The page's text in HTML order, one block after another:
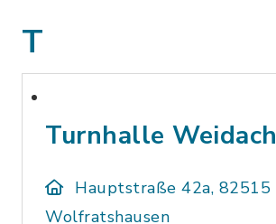
T
Turnhalle Weidach
Hauptstraße 42a, 82515
Wolfratshausen